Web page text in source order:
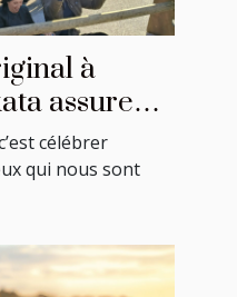
à
assure
!
célébrer
qui nous sont